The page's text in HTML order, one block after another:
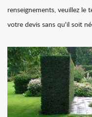
renseignements, veuillez le
votre devis sans qu'il soit